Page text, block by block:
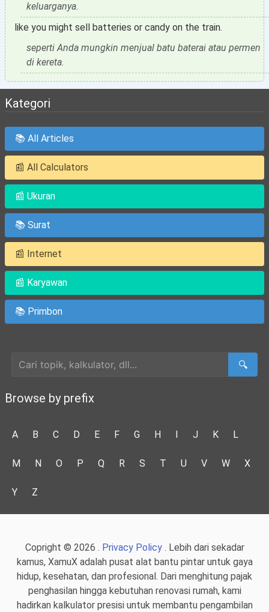
keluarganya.
like you might sell batteries or candy on the train.
seperti Anda mungkin menjual batu baterai atau permen
di kereta.
Kategori
📚 All Articles
📰 All Calculators
📰 Ukuran
📚 Surat
📰 Internet
📰 Karyawan
📚 Primbon
🔍
Browse by prefix
A B C D E F G H I J K L
M N O P Q R S T U V W X
Y Z
Copright © 2026 . Privacy Policy. Lebih dari sekadar
kamus, XamuX adalah pusat alat bantu pintar untuk gaya
hidup, kesehatan, dan profesional. Dari menghitung pajak
penghasilan hingga kebutuhan renovasi rumah, kami
hadirkan kalkulator presisi untuk membantu pengambilan